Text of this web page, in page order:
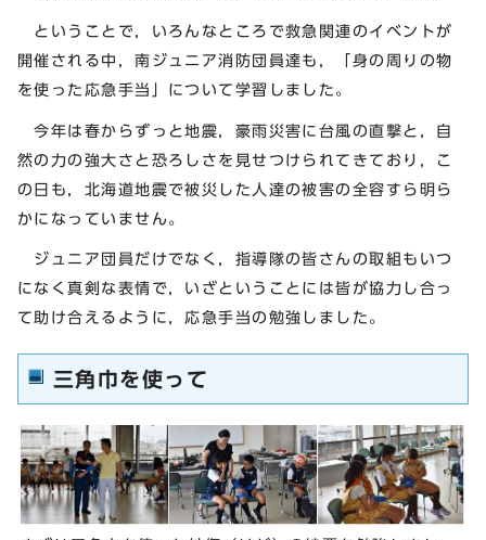
ということで，いろんなところで救急関連のイベントが
開催される中，南ジュニア消防団員達も，「身の周りの物
を使った応急手当」について学習しました。
今年は春からずっと地震，豪雨災害に台風の直撃と，自
然の力の強大さと恐ろしさを見せつけられてきており，こ
の日も，北海道地震で被災した人達の被害の全容すら明ら
かになっていません。
ジュニア団員だけでなく，指導隊の皆さんの取組もいつ
になく真剣な表情で，いざということには皆が協力し合っ
て助け合えるように，応急手当の勉強しました。
三角巾を使って